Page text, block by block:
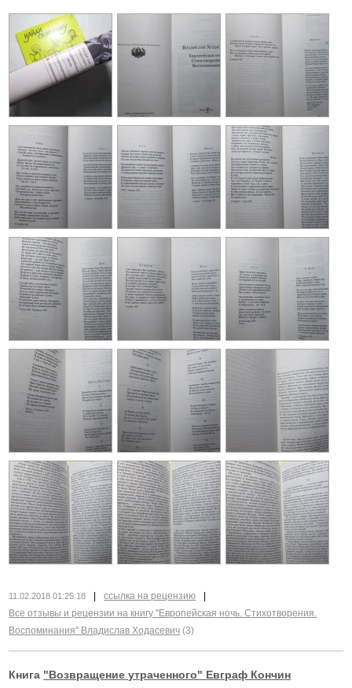
11.02.2018 01:25:18 ссылка на рецензию
Все отзывы и рецензии на книгу "Европейская ночь. Стихотворения.
Воспоминания" Владислав Ходасевич (3)
Книга "Возвращение утраченного" Евграф Кончин